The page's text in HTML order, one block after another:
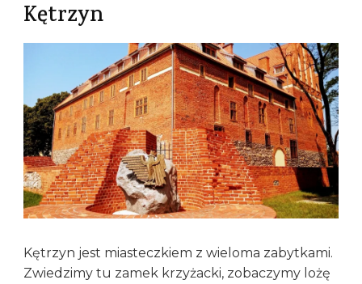
Kętrzyn
Kętrzyn jest miasteczkiem z wieloma zabytkami.
Zwiedzimy tu zamek krzyżacki, zobaczymy lożę